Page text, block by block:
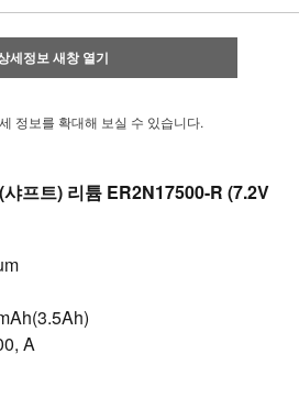
세정보 새창 열기
정보를 확대해 보실 수 있습니다.
프트) 리튬 ER2N17500-R (7.2V
A